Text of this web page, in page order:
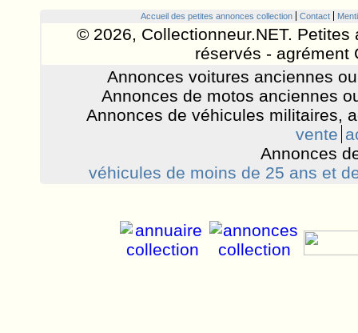
Accueil des petites annonces collection Contact
© 2026, Collectionneur.NET.
réservés - agrément
Annonces voitures anciennes
Annonces de motos anciennes
Annonces de véhicules militaires,
vente
Annonces
véhicules de moins de 25 ans et